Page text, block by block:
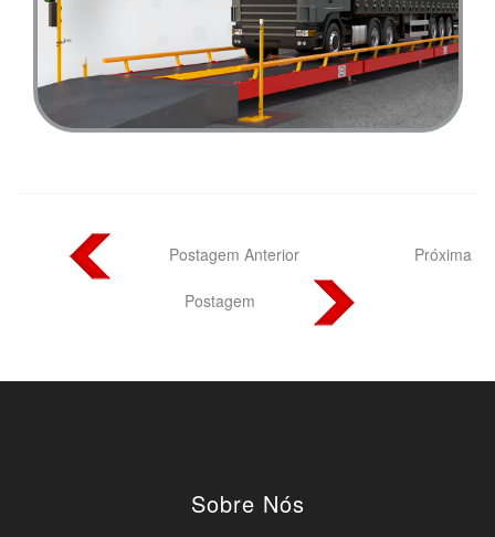
Postagem Anterior Próxima
Postagem
Sobre Nós